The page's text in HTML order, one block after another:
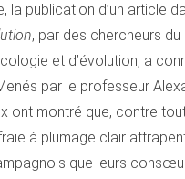
la publication d’un article
, par des chercheurs du
et d’évolution, a
par le professeur
ont montré que, contre
à plumage clair
que leurs